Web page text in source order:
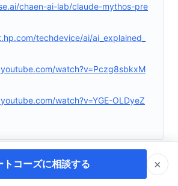
chaen-ai-lab/claude-mythos-pre
techdevice/ai/ai_explained_
watch?v=Pczg8sbkxM
watch?v=YGE-OLDyeZ
トコーズに相談する ×